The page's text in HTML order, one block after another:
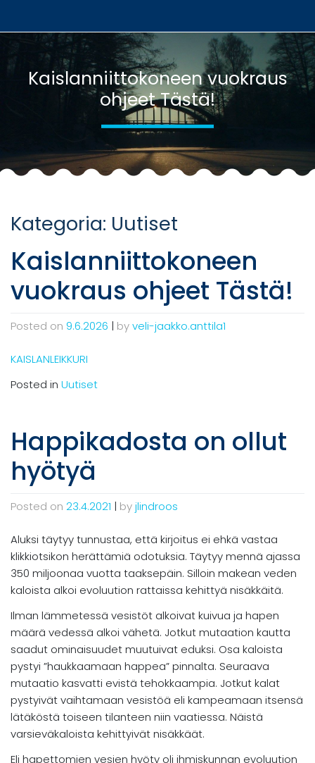
Kaislanniittokoneen vuokraus
ohjeet Tästä!
Kategoria: Uutiset
Kaislanniittokoneen
vuokraus ohjeet Tästä!
Posted on 9.6.2026 | byveli-jaakko.anttila1
KAISLANLEIKKURI
Posted in Uutiset
Happikadosta on ollut
hyötyä
Posted on 23.4.2021 | byjlindroos
Aluksi täytyy tunnustaa, että kirjoitus ei ehkä vastaa
klikkiotsikon herättämiä odotuksia. Täytyy mennä ajassa
350 miljoonaa vuotta taaksepäin. Silloin makean veden
kaloista alkoi evoluution rattaissa kehittyä nisäkkäitä.
Ilman lämmetessä vesistöt alkoivat kuivua ja hapen
määrä vedessä alkoi vähetä. Jotkut mutaation kautta
saadut ominaisuudet muutuivat eduksi. Osa kaloista
pystyi ”haukkaamaan happea” pinnalta. Seuraava
mutaatio kasvatti evistä tehokkaampia. Jotkut kalat
pystyivät vaihtamaan vesistöä eli kampeamaan itsensä
lätäköstä toiseen tilanteen niin vaatiessa. Näistä
varsieväkaloista kehittyivät nisäkkäät.
Eli hapettomien vesien hyöty oli ihmiskunnan evoluution